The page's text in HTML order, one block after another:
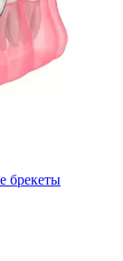
брекеты